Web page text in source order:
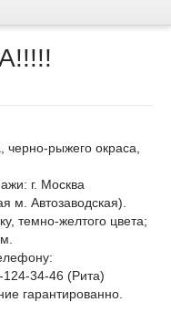
черно-рыжего окраса,
г. Москва
м. Автозаводская).
темно-желтого цвета;
34-46 (Рита)
гарантированно.